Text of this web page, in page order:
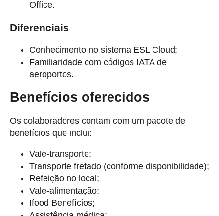
Office.
Diferenciais
Conhecimento no sistema ESL Cloud;
Familiaridade com códigos IATA de
aeroportos.
Benefícios oferecidos
Os colaboradores contam com um pacote de
benefícios que inclui:
Vale-transporte;
Transporte fretado (conforme disponibilidade);
Refeição no local;
Vale-alimentação;
Ifood Benefícios;